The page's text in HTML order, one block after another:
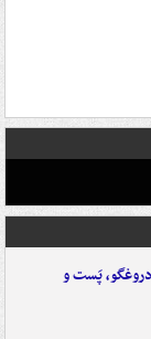
دروغگو، پَست‌ و